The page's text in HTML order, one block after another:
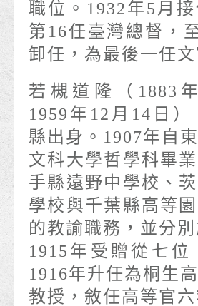
職位。1932年5月
第16任臺灣總督，
卸任，為最後一任文
若槻道隆（1883
1959年12月14日
縣出身。1907年自
文科大學哲學科畢
手縣遠野中學校、
學校與千葉縣高等
的教諭職務，並分別
1915年受贈從七位
1916年升任為桐生
教授，敘任高等官